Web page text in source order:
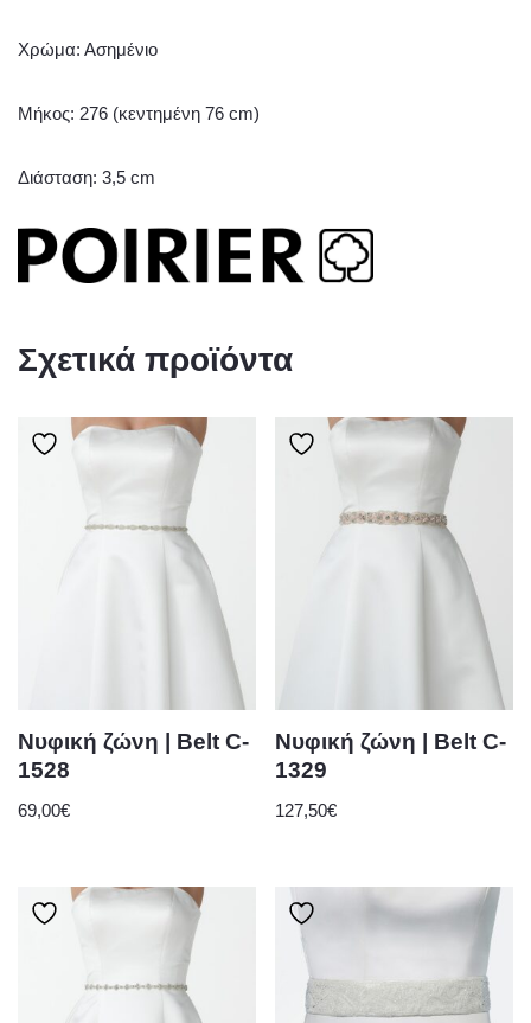
Χρώμα: Ασημένιο
Μήκος: 276 (κεντημένη 76 cm)
Διάσταση: 3,5 cm
Σχετικά προϊόντα
Νυφική ζώνη | Belt C-
1528
69,00€
Νυφική ζώνη | Belt C-
1329
127,50€